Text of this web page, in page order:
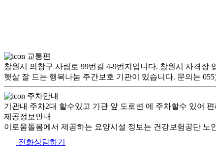
교통편
창원시 의창구 사림로 99번길 4-9번지입니다. 창원시 사격장
햇살 잘 드는 행복나눔 주간보호 기관이 있습니다. 문의는
주차안내
기관내 주차2대 할수있고 기관 앞 도로변 에 주차할수 있어
제공정보안내
이로움돌봄에서 제공하는 요양시설 정보는 건강보험공단
전화상담하기